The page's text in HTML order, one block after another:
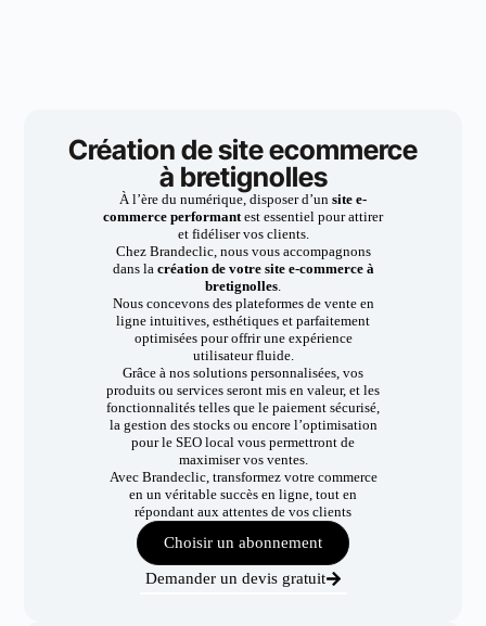
Création de site ecommerce
à bretignolles
À l’ère du numérique, disposer d’un site e-
commerce performantest essentiel pour attirer
et fidéliser vos clients.
Chez Brandeclic, nous vous accompagnons
dans la création de votre site e-commerce à
bretignolles.
Nous concevons des plateformes de vente en
ligne intuitives, esthétiques et parfaitement
optimisées pour offrir une expérience
utilisateur fluide.
Grâce à nos solutions personnalisées, vos
produits ou services seront mis en valeur, et les
fonctionnalités telles que le paiement sécurisé,
la gestion des stocks ou encore l’optimisation
pour le SEO local vous permettront de
maximiser vos ventes.
Avec Brandeclic, transformez votre commerce
en un véritable succès en ligne, tout en
répondant aux attentes de vos clients
Choisir un abonnement
Demander un devis gratuit